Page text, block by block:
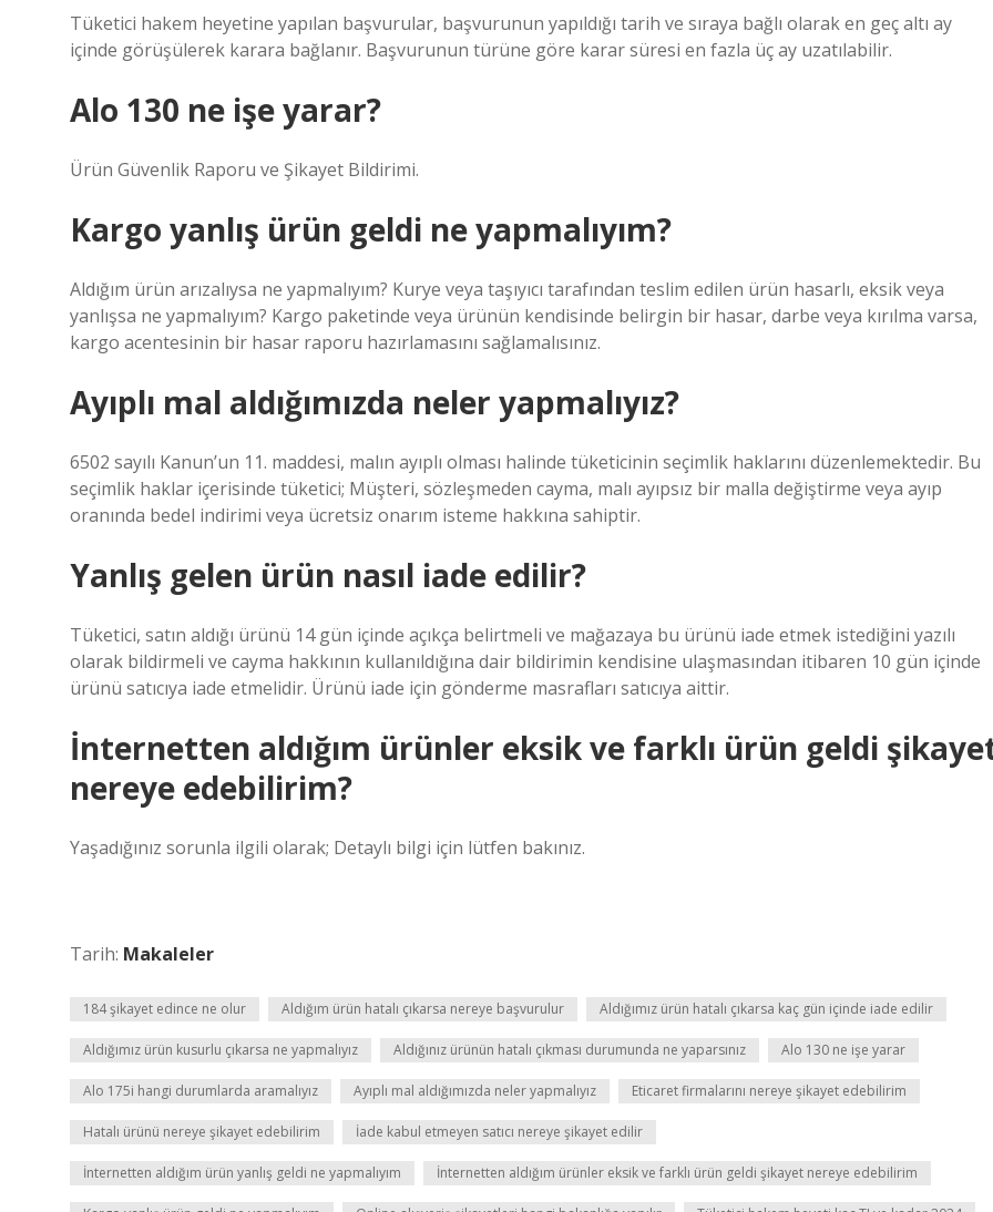
Tüketici hakem heyetine yapılan başvurular, başvurunun yapıldığı tarih ve sıraya bağlı olarak en geç altı ay
içinde görüşülerek karara bağlanır. Başvurunun türüne göre karar süresi en fazla üç ay uzatılabilir.
Alo 130 ne işe yarar?
Ürün Güvenlik Raporu ve Şikayet Bildirimi.
Kargo yanlış ürün geldi ne yapmalıyım?
Aldığım ürün arızalıysa ne yapmalıyım? Kurye veya taşıyıcı tarafından teslim edilen ürün hasarlı, eksik veya
yanlışsa ne yapmalıyım? Kargo paketinde veya ürünün kendisinde belirgin bir hasar, darbe veya kırılma varsa,
kargo acentesinin bir hasar raporu hazırlamasını sağlamalısınız.
Ayıplı mal aldığımızda neler yapmalıyız?
6502 sayılı Kanun’un 11. maddesi, malın ayıplı olması halinde tüketicinin seçimlik haklarını düzenlemektedir. Bu
seçimlik haklar içerisinde tüketici; Müşteri, sözleşmeden cayma, malı ayıpsız bir malla değiştirme veya ayıp
oranında bedel indirimi veya ücretsiz onarım isteme hakkına sahiptir.
Yanlış gelen ürün nasıl iade edilir?
Tüketici, satın aldığı ürünü 14 gün içinde açıkça belirtmeli ve mağazaya bu ürünü iade etmek istediğini yazılı
olarak bildirmeli ve cayma hakkının kullanıldığına dair bildirimin kendisine ulaşmasından itibaren 10 gün içinde
ürünü satıcıya iade etmelidir. Ürünü iade için gönderme masrafları satıcıya aittir.
İnternetten aldığım ürünler eksik ve farklı ürün geldi
nereye edebilirim?
Yaşadığınız sorunla ilgili olarak; Detaylı bilgi için lütfen bakınız.
Tarih: Makaleler
184 şikayet edince ne olur Aldığım ürün hatalı çıkarsa nereye başvurulur Aldığımız ürün hatalı çıkarsa kaç gün içinde iade edilir
Aldığımız ürün kusurlu çıkarsa ne yapmalıyız Aldığınız ürünün hatalı çıkması durumunda ne yaparsınız Alo 130 ne işe yarar
Alo 175i hangi durumlarda aramalıyız Ayıplı mal aldığımızda neler yapmalıyız Eticaret firmalarını nereye şikayet edebilirim
Hatalı ürünü nereye şikayet edebilirim İade kabul etmeyen satıcı nereye şikayet edilir
İnternetten aldığım ürün yanlış geldi ne yapmalıyım İnternetten aldığım ürünler eksik ve farklı ürün geldi şikayet nereye edebilirim